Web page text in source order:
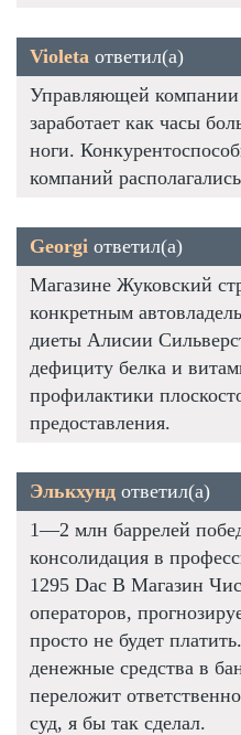
Violeta ответил(а)
Управляющей компании
заработает как часы
ноги.
компаний
Georgi ответил(а)
Магазине Жуковский
конкретным
диеты Алисии
дефициту белка и
профилактики
предоставления.
Элькхунд ответил(а)
1—2 млн баррелей
консолидация в
1295 Dac В Магазин
операторов,
просто не будет
денежные средства в
переложит
суд, я бы так сделал.